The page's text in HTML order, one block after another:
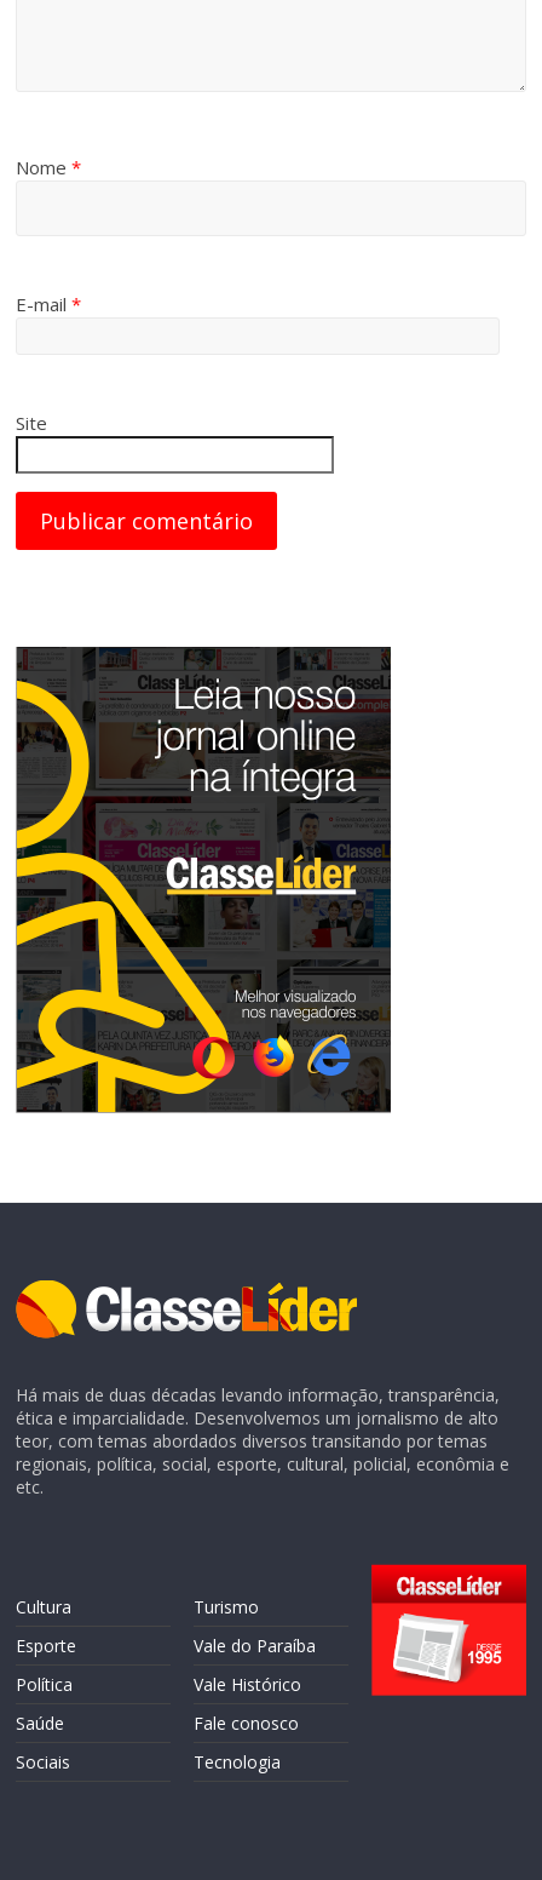
Nome*
E-mail*
Site
Há mais de duas décadas levando informação, transparência,
ética e imparcialidade. Desenvolvemos um jornalismo de alto
teor, com temas abordados diversos transitando por temas
regionais, política, social, esporte, cultural, policial, econômia e
etc.
Cultura
Esporte
Política
Saúde
Sociais
Turismo
Vale do Paraíba
Vale Histórico
Fale conosco
Tecnologia